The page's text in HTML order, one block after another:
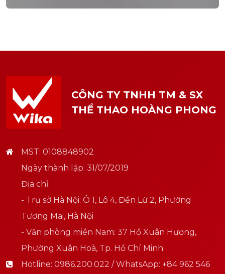
CÔNG TY TNHH TM & SX
THỂ THAO HOÀNG PHONG
MST: 0108848902
Ngày thành lập: 31/07/2019
Địa chỉ:
- Trụ sở Hà Nội: Ô 1, Lô 4, Đền Lừ 2, Phường
Tương Mai, Hà Nội
- Văn phòng miền Nam: 37 Hồ Xuân Hương,
Phường Xuân Hoà, Tp. Hồ Chí Minh
Hotline: 0986.200.022 / WhatsApp: +84 962 546